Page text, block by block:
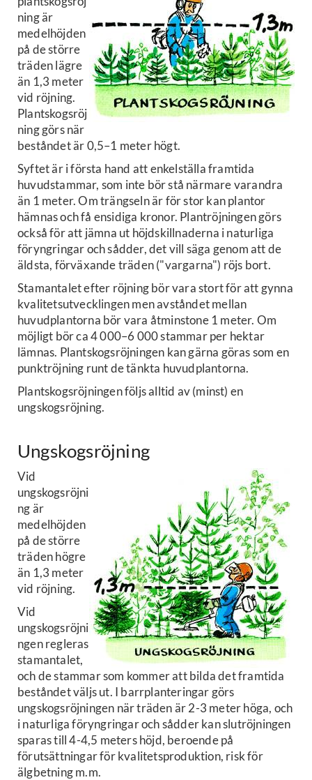
ning är
medelhöjden
på de större
träden lägre
än 1,3 meter
vid röjning.
Plantskogsröj
ning görs när
beståndet är 0,5–1 meter högt.
Syftet är i första hand att enkelställa framtida
huvudstammar, som inte bör stå närmare varandra
än 1 meter. Om trängseln är för stor kan plantor
hämnas och få ensidiga kronor. Plantröjningen görs
också för att jämna ut höjdskillnaderna i naturliga
föryngringar och sådder, det vill säga genom att de
äldsta, förväxande träden ("vargarna") röjs bort.
Stamantalet efter röjning bör vara stort för att gynna
kvalitetsutvecklingen men avståndet mellan
huvudplantorna bör vara åtminstone 1 meter. Om
möjligt bör ca 4 000–6 000 stammar per hektar
lämnas. Plantskogsröjningen kan gärna göras som en
punktröjning runt de tänkta huvudplantorna.
Plantskogsröjningen följs alltid av (minst) en
ungskogsröjning.
Ungskogsröjning
Vid
ungskogsröjni
ng är
medelhöjden
på de större
träden högre
än 1,3 meter
vid röjning.
Vid
ungskogsröjni
ngen regleras
stamantalet,
och de stammar som kommer att bilda det framtida
beståndet väljs ut. I barrplanteringar görs
ungskogsröjningen när träden är 2-3 meter höga, och
i naturliga föryngringar och sådder kan slutröjningen
sparas till 4-4,5 meters höjd, beroende på
förutsättningar för kvalitetsproduktion, risk för
älgbetning m.m.